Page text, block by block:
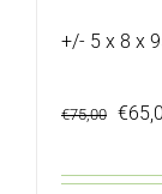
+/- 5 x 8 x
€75,00 €